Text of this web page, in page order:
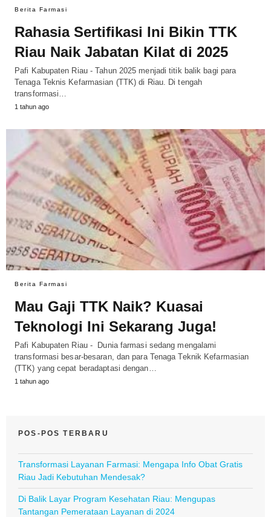
Berita Farmasi
Rahasia Sertifikasi Ini Bikin TTK
Riau Naik Jabatan Kilat di 2025
Pafi Kabupaten Riau - Tahun 2025 menjadi titik balik bagi para
Tenaga Teknis Kefarmasian (TTK) di Riau. Di tengah
transformasi…
1 tahun ago
Berita Farmasi
Mau Gaji TTK Naik? Kuasai
Teknologi Ini Sekarang Juga!
Pafi Kabupaten Riau - Dunia farmasi sedang mengalami
transformasi besar-besaran, dan para Tenaga Teknik Kefarmasian
(TTK) yang cepat beradaptasi dengan…
1 tahun ago
POS-POS TERBARU
Transformasi Layanan Farmasi: Mengapa Info Obat Gratis
Riau Jadi Kebutuhan Mendesak?
Di Balik Layar Program Kesehatan Riau: Mengupas
Tantangan Pemerataan Layanan di 2024